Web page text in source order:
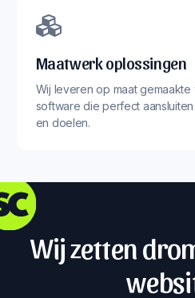
Maatwerk oplossingen
Wij leveren op maat
software die perfect
en doelen.
Wij zetten